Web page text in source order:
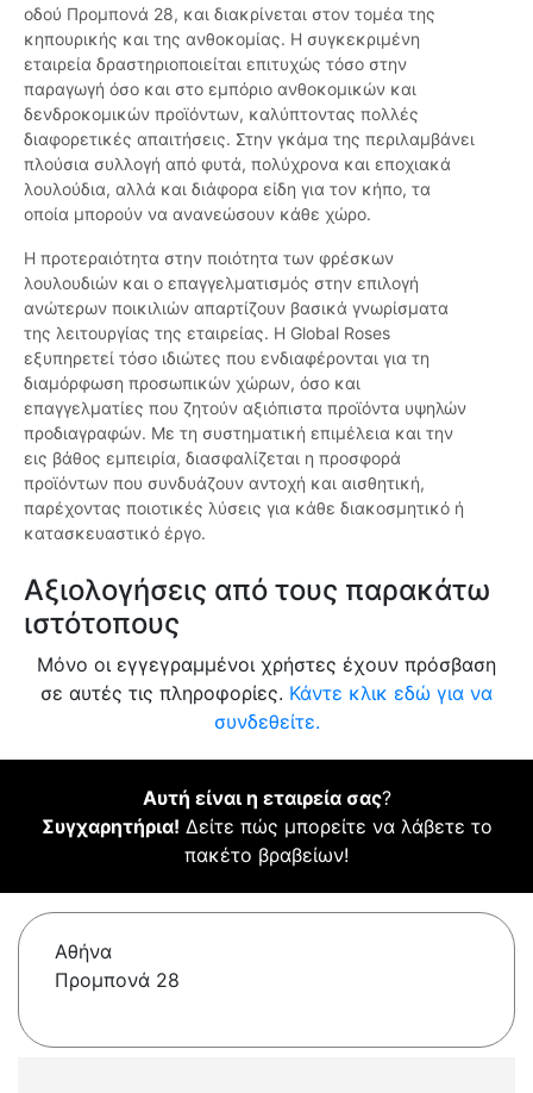
οδού Προμπονά 28, και διακρίνεται στον τομέα της
κηπουρικής και της ανθοκομίας. Η συγκεκριμένη
εταιρεία δραστηριοποιείται επιτυχώς τόσο στην
παραγωγή όσο και στο εμπόριο ανθοκομικών και
δενδροκομικών προϊόντων, καλύπτοντας πολλές
διαφορετικές απαιτήσεις. Στην γκάμα της περιλαμβάνει
πλούσια συλλογή από φυτά, πολύχρονα και εποχιακά
λουλούδια, αλλά και διάφορα είδη για τον κήπο, τα
οποία μπορούν να ανανεώσουν κάθε χώρο.
Η προτεραιότητα στην ποιότητα των φρέσκων
λουλουδιών και ο επαγγελματισμός στην επιλογή
ανώτερων ποικιλιών απαρτίζουν βασικά γνωρίσματα
της λειτουργίας της εταιρείας. Η Global Roses
εξυπηρετεί τόσο ιδιώτες που ενδιαφέρονται για τη
διαμόρφωση προσωπικών χώρων, όσο και
επαγγελματίες που ζητούν αξιόπιστα προϊόντα υψηλών
προδιαγραφών. Με τη συστηματική επιμέλεια και την
εις βάθος εμπειρία, διασφαλίζεται η προσφορά
προϊόντων που συνδυάζουν αντοχή και αισθητική,
παρέχοντας ποιοτικές λύσεις για κάθε διακοσμητικό ή
κατασκευαστικό έργο.
Αξιολογήσεις από τους παρακάτω
ιστότοπους
Μόνο οι εγγεγραμμένοι χρήστες έχουν πρόσβαση
σε αυτές τις πληροφορίες. Κάντε κλικ εδώ για να
συνδεθείτε.
Αυτή είναι η εταιρεία σας?
Συγχαρητήρια! Δείτε πώς μπορείτε να λάβετε το
πακέτο βραβείων!
Αθήνα
Προμπονά 28